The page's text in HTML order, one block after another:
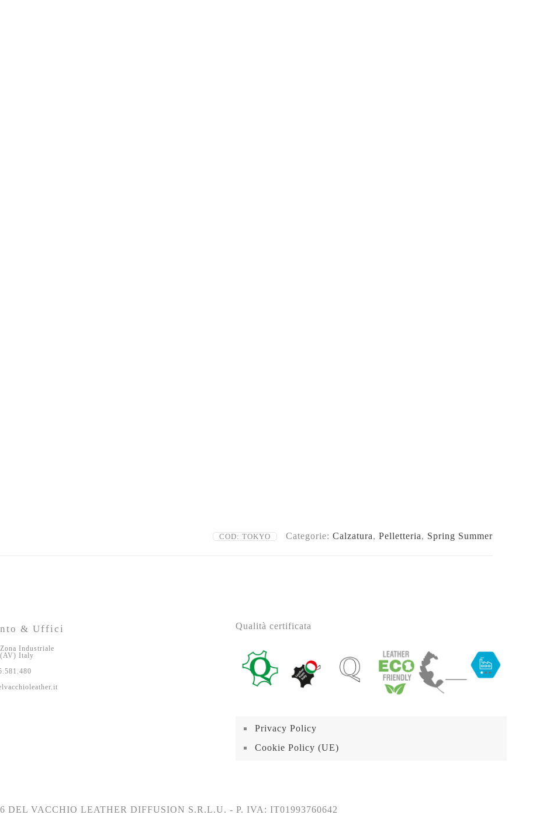
COD: TOKYO Categorie: Calzatura, Pelletteria, Spring Summer
& Uffici
Industriale
Italy
Qualità certificata
Privacy Policy
Cookie Policy (UE)
DEL VACCHIO LEATHER DIFFUSION S.R.L.U. - P. IVA: IT01993760642